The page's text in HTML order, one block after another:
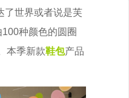
了世界或者说是芙
种颜色的圆圈
本季新款鞋包产品